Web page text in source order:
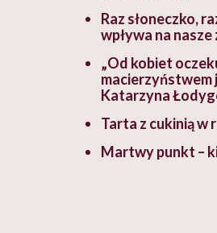
Raz słoneczko,
wpływa na
„Od kobiet
macierzyństwem
Katarzyna
Tarta z cukinią w
Martwy punkt –